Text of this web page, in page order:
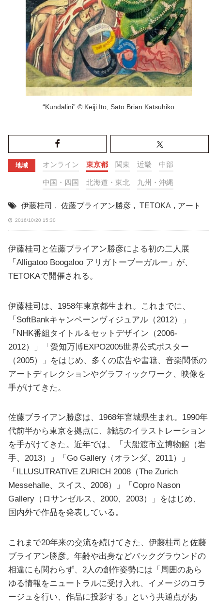
“Kundalini” © Keiji Ito, Sato Brian Katsuhiko
地域 オンライン 東京都 関東 近畿 中部
中国・四国 北海道・東北 九州・沖縄
伊藤桂司 , 佐藤ブライアン勝彦 , TETOKA , アート
2016/10/20 15:30
伊藤桂司と佐藤ブライアン勝彦による初の二人展
「Alligatoo Boogaloo アリガトーブーガルー」が、
TETOKAで開催される。
伊藤桂司は、1958年東京都生まれ。これまでに、
「SoftBankキャンペーンヴィジュアル（2012）」
「NHK番組タイトル＆セットデザイン（2006-
2012）」「愛知万博EXPO2005世界公式ポスター
（2005）」をはじめ、多くの広告や書籍、音楽関係の
アートディレクションやグラフィックワーク、映像を
手がけてきた。
佐藤ブライアン勝彦は、1968年宮城県生まれ。1990年
代前半から東京を拠点に、雑誌のイラストレーション
を手がけてきた。近年では、「大船渡市立博物館（岩
手、2013）」「Go Gallery（オランダ、2011）」
「ILLUSUTRATIVE ZURICH 2008（The Zurich
Messehalle、スイス、2008）」「Copro Nason
Gallery（ロサンゼルス、2000、2003）」をはじめ、
国内外で作品を発表している。
これまで20年来の交流を続けてきた、伊藤桂司と佐藤
ブライアン勝彦。年齢や出身などバックグラウンドの
相違にも関わらず、2人の創作姿勢には「周囲のあら
ゆる情報をニュートラルに受け入れ、イメージのコラ
ージュを行い、作品に投影する」という共通点があ